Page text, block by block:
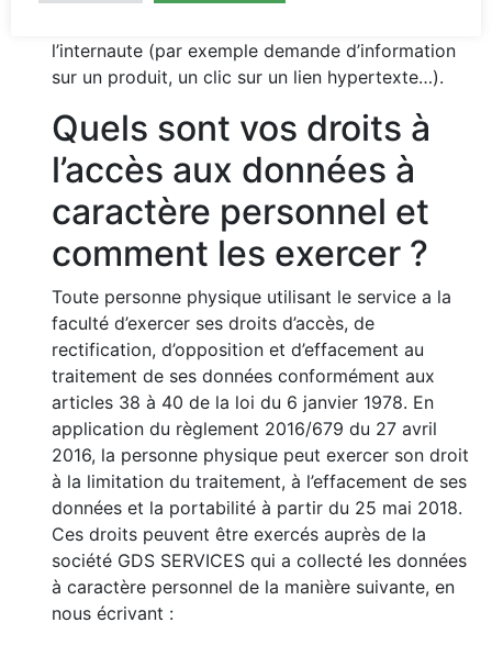
l’internaute (par exemple demande d’information
sur un produit, un clic sur un lien hypertexte…).
Quels sont vos droits à
l’accès aux données à
caractère personnel et
comment les exercer ?
Toute personne physique utilisant le service a la
faculté d’exercer ses droits d’accès, de
rectification, d’opposition et d’effacement au
traitement de ses données conformément aux
articles 38 à 40 de la loi du 6 janvier 1978. En
application du règlement 2016/679 du 27 avril
2016, la personne physique peut exercer son droit
à la limitation du traitement, à l’effacement de ses
données et la portabilité à partir du 25 mai 2018.
Ces droits peuvent être exercés auprès de la
société GDS SERVICES qui a collecté les données
à caractère personnel de la manière suivante, en
nous écrivant :